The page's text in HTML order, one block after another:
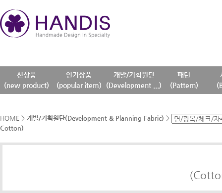
신상품
(new product)
인기상품
(popular item)
개발/기획원단
(Development ...)
패턴
(Pattern)
HOME > 개발/기획원단(Development & Planning Fabric) >
Cotton)